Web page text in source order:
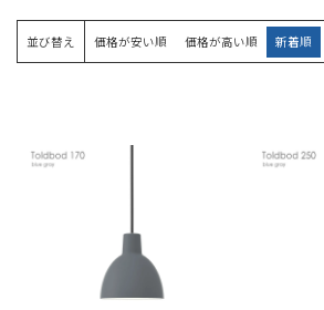
並び替え 価格が安い順 価格が高い順 新着順